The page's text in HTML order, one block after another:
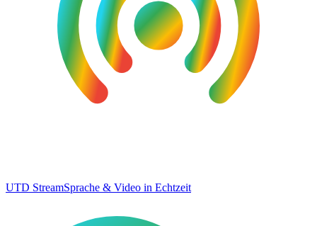
UTD StreamSprache & Video in Echtzeit